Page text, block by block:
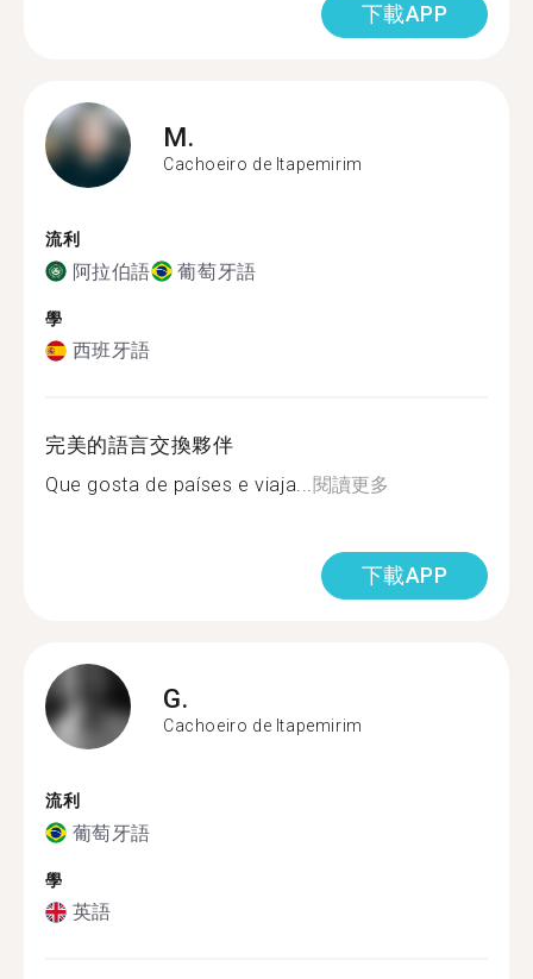
下載APP
M.
Cachoeiro de Itapemirim
流利
阿拉伯語 葡萄牙語
學
西班牙語
完美的語言交換夥伴
Que gosta de países e viaja...閱讀更多
下載APP
G.
Cachoeiro de Itapemirim
流利
葡萄牙語
學
英語